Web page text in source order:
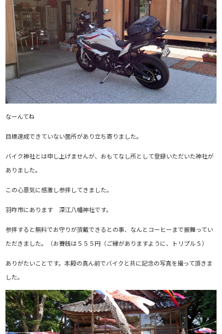
なーんてね
目標達成できていない箇所があり立ち寄りました。
バイク神社とは申し上げませんが、おもてなし所として登録いただいた神社が
ありました。
この心意気に感激し参拝してきました。
羽咋市にあります 深江八幡神社です。
参拝すると無料でお守りが頂戴できるとの事、なんとコーヒーまで振舞ってい
ただきました。（お賽銭は５５５円（ご縁がありますように、トリプル５）
ありがたいことです。本殿の真ん前でバイクと共に記念の写真を撮って頂きま
した。